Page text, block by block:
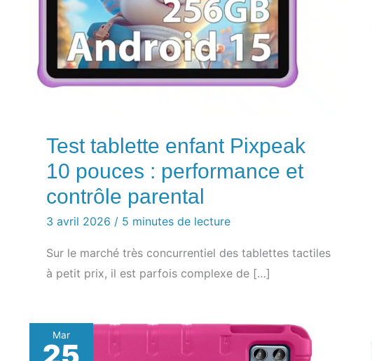
Test tablette enfant Pixpeak
10 pouces : performance et
contrôle parental
3 avril 2026 / 5 minutes de lecture
Sur le marché très concurrentiel des tablettes tactiles
à petit prix, il est parfois complexe de […]
Mar